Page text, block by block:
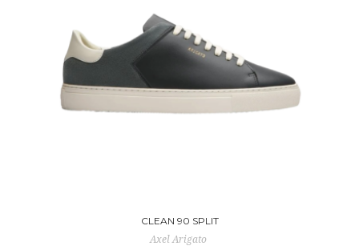
CLEAN 90 SPLIT
Axel Arigato